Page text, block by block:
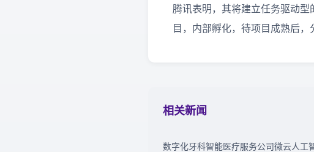
腾讯表明，其将建立任务驱动型
目，内部孵化，待项目成熟后，
相关新闻
数字化牙科智能医疗服务公司微云人工